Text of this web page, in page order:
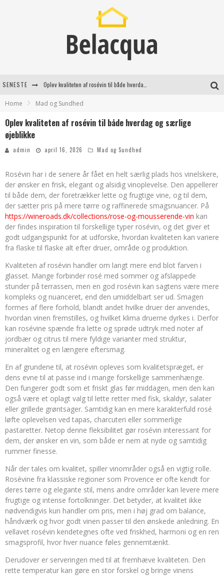
SENESTE
Find de bedste dame Vandresko til dit næste eventyr
Home Mad og Sundhed
Oplev kvaliteten af rosévin til både hverdag og særlige
øjeblikke
admin april 16, 2026 Mad og Sundhed
Rosévin har i de senere år fået en helt særlig plads hos vinelskere,
der ønsker en frisk, elegant og alsidig vinoplevelse. Den appellerer
til både dem, der foretrækker lette og frugtige vine, og til dem,
der sætter pris på mere tørre og raffinerede smagsnuancer. På
https://wineroads.dk/collections/rose-og-mousserende-vin kan
der findes inspiration til forskellige typer rosévin, og det giver et
godt udgangspunkt for at udforske, hvordan kvaliteten kan variere
fra flaske til flaske alt efter druer, område og produktion.
Kvaliteten af rosévin handler om langt mere end blot farven i
glasset. Mange forbinder rosé med sommer og afslappede
stunder på terrassen, men en god rosévin kan sagtens være mere
kompleks og nuanceret, end den umiddelbart ser ud. Smagen
formes af flere forhold, blandt andet hvilke druer der anvendes,
hvordan vinen fremstilles, og hvilket klima druerne dyrkes i. Derfor
kan rosévine spænde fra lette og sprøde udtryk med noter af
jordbær og citrus til mere fyldige varianter med struktur,
mineralitet og en længere eftersmag.
En af grundene til, at rosévin opleves som kvalitetspræget, er
dens evne til at passe ind i mange forskellige sammenhænge.
Den fungerer godt som et friskt glas før middagen, men den kan
også være et oplagt valg til lette retter med fisk, skaldyr, salater
eller grillede grøntsager. Samtidig kan en mere karakterfuld rosé
løfte oplevelsen ved tapas, charcuteri eller sommerlige
pastaretter. Netop denne fleksibilitet gør rosévin interessant for
dem, der ønsker en vin, som både er nem at nyde og samtidig
rummer finesse.
Når der tales om kvalitet, spiller vinområder også en vigtig rolle.
Rosévine fra klassiske regioner som Provence er ofte kendt for
deres tørre og elegante stil, mens andre områder kan levere mere
frugtige og intense fortolkninger. Det betyder, at kvalitet ikke
nødvendigvis kun handler om pris, men i høj grad om balance,
håndværk og hvor godt vinen passer til den ønskede anledning. En
vellavet rosévin kendetegnes ofte ved friskhed, harmoni og en ren
smagsprofil, hvor hver nuance føles gennemtænkt.
Derudover er serveringen med til at fremhæve kvaliteten. Den
rette temperatur kan gøre en stor forskel og bringe vinens